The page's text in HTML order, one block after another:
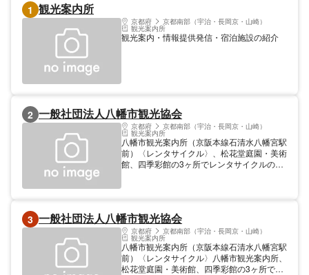
1 観光案内所
京都府 京都南部（宇治・長岡京・山崎）
観光案内所
観光案内・情報提供発信・宿泊施設の紹介
2 一般社団法人八幡市観光協会
京都府 京都南部（宇治・長岡京・山崎）
観光案内所
八幡市観光案内所（京阪本線石清水八幡宮駅
前）〈レンタサイクル〉、松花堂庭園・美術
館、四季彩館の3ヶ所でレンタサイクルの貸
間 9時～17時 料金／営業時間／休業日 変則
付自転車 1回500円電動アシスト自転車
（八幡市観光協会のみ） 1回1,000円※別途
保証金500円、保証金は返却時
3 一般社団法人八幡市観光協会
京都府 京都南部（宇治・長岡京・山崎）
観光案内所
八幡市観光案内所（京阪本線石清水八幡宮駅
前）〈レンタサイクル〉八幡市観光案内所、
松花堂庭園・美術館、四季彩館の3ヶ所でレ